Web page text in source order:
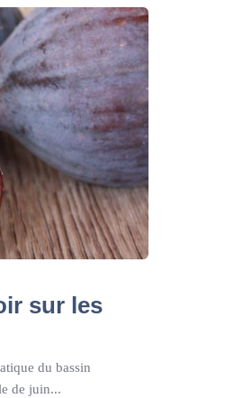
sur les
du bassin
de juin...